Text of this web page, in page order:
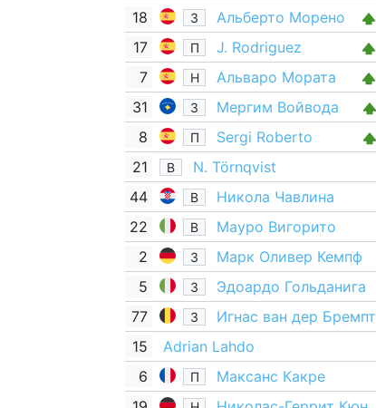
18
З Альберто Морено
17 П J. Rodriguez
7 Н Альваро Мората
31 З Мергим Войвода
8 П Sergi Roberto
21 В
N. Törnqvist
44
В
Никола Чавлина
22
В
Мауро Вигорито
2
З
Марк Оливер Кемпф
5
З
Эдоардо Гольданига
77
З
Игнас ван дер Бремпт
15
Adrian Lahdo
6
П
Максанс Какре